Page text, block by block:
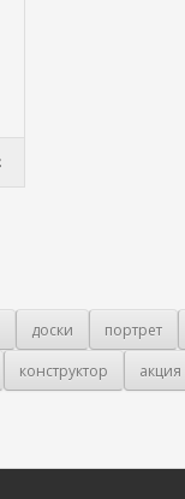
доски портрет
конструктор акция